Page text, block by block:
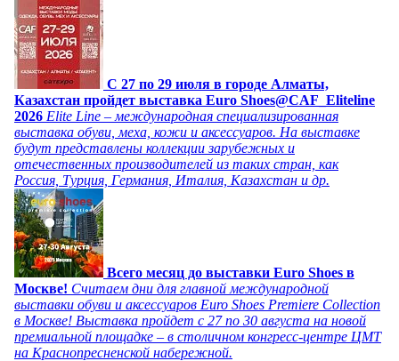
C 27 по 29 июля в городе Алматы,
Казахстан пройдет выставка Euro Shoes@CAF_Eliteline
2026 Elite Line – международная специализированная
выставка обуви, меха, кожи и аксессуаров. На выставке
будут представлены коллекции зарубежных и
отечественных производителей из таких стран, как
Россия, Турция, Германия, Италия, Казахстан и др.
Всего месяц до выставки Euro Shoes в
Москве! Считаем дни для главной международной
выставки обуви и аксессуаров Euro Shoes Premiere Collection
в Москве! Выставка пройдет с 27 по 30 августа на новой
премиальной площадке – в столичном конгресс-центре ЦМТ
на Краснопресненской набережной.